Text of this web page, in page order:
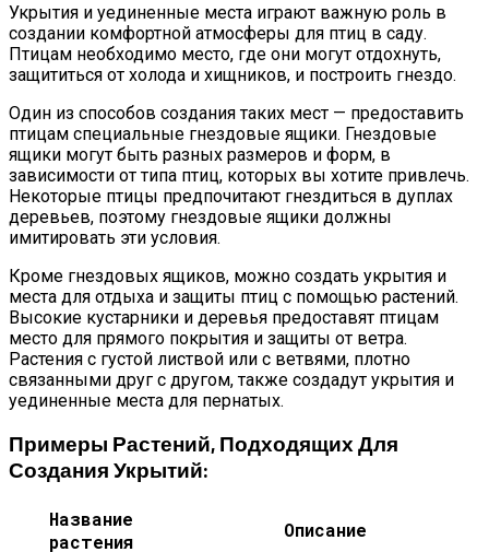
Укрытия и уединенные места играют важную роль в
создании комфортной атмосферы для птиц в саду.
Птицам необходимо место, где они могут отдохнуть,
защититься от холода и хищников, и построить гнездо.
Один из способов создания таких мест — предоставить
птицам специальные гнездовые ящики. Гнездовые
ящики могут быть разных размеров и форм, в
зависимости от типа птиц, которых вы хотите привлечь.
Некоторые птицы предпочитают гнездиться в дуплах
деревьев, поэтому гнездовые ящики должны
имитировать эти условия.
Кроме гнездовых ящиков, можно создать укрытия и
места для отдыха и защиты птиц с помощью растений.
Высокие кустарники и деревья предоставят птицам
место для прямого покрытия и защиты от ветра.
Растения с густой листвой или с ветвями, плотно
связанными друг с другом, также создадут укрытия и
уединенные места для пернатых.
Примеры Растений, Подходящих Для
Создания Укрытий:
Название
растения
Описание